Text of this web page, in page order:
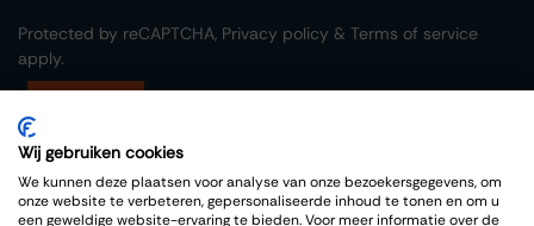
Protected by reCAPTCHA, Privacy policy & Terms of service
apply.
Wij gebruiken cookies
We kunnen deze plaatsen voor analyse van onze bezoekersgegevens, om
onze website te verbeteren, gepersonaliseerde inhoud te tonen en om u
een geweldige website-ervaring te bieden. Voor meer informatie over de